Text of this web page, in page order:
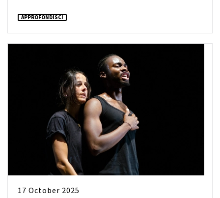
APPROFONDISCI
17 October 2025